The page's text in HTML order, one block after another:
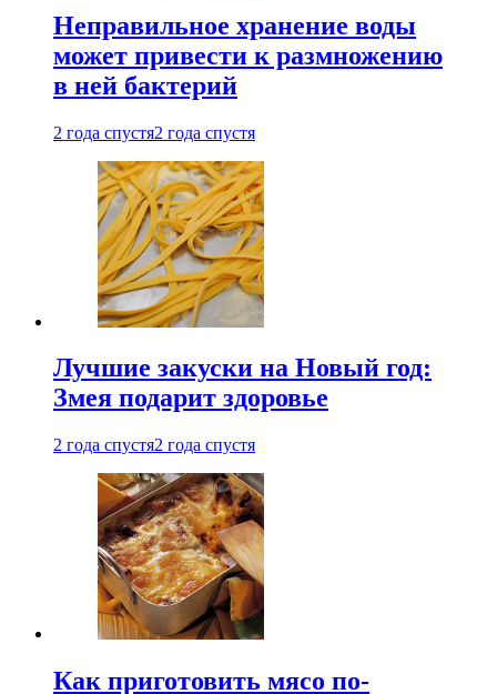
Неправильное хранение воды
может привести к размножению
в ней бактерий
2 года спустя2 года спустя
Лучшие закуски на Новый год:
Змея подарит здоровье
2 года спустя2 года спустя
Как приготовить мясо по-